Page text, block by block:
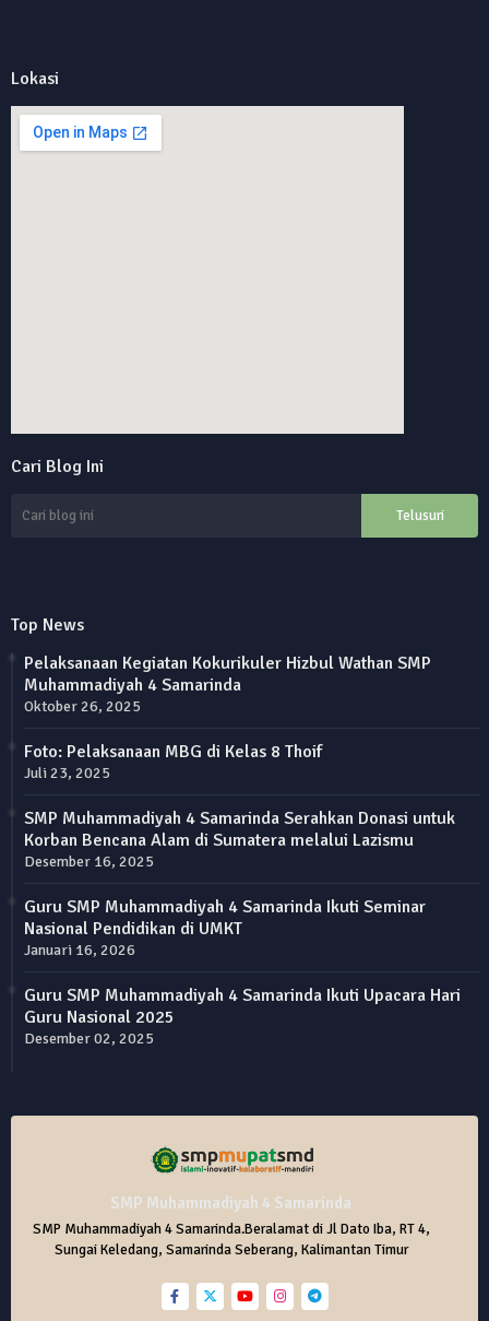
Lokasi
custom google maps embed
Cari Blog Ini
Top News
Pelaksanaan Kegiatan Kokurikuler Hizbul Wathan SMP
Muhammadiyah 4 Samarinda
Oktober 26, 2025
Foto: Pelaksanaan MBG di Kelas 8 Thoif
Juli 23, 2025
SMP Muhammadiyah 4 Samarinda Serahkan Donasi untuk
Korban Bencana Alam di Sumatera melalui Lazismu
Desember 16, 2025
Guru SMP Muhammadiyah 4 Samarinda Ikuti Seminar
Nasional Pendidikan di UMKT
Januari 16, 2026
Guru SMP Muhammadiyah 4 Samarinda Ikuti Upacara Hari
Guru Nasional 2025
Desember 02, 2025
SMP Muhammadiyah 4 Samarinda
SMP Muhammadiyah 4 Samarinda.Beralamat di Jl Dato Iba, RT 4,
Sungai Keledang, Samarinda Seberang, Kalimantan Timur